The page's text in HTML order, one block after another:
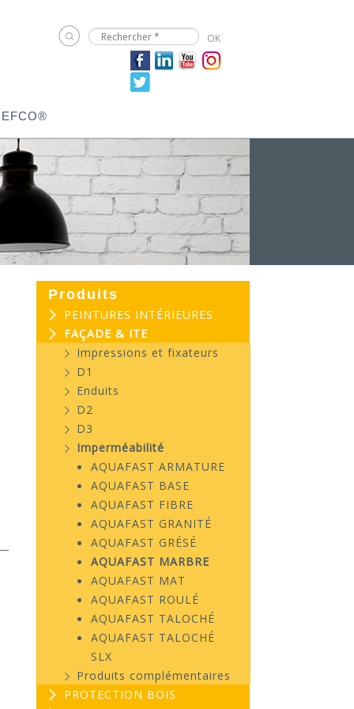
Produits
PEINTURES INTÉRIEURES
FAÇADE & ITE
Impressions et fixateurs
D1
Enduits
D2
D3
Imperméabilité
AQUAFAST ARMATURE
AQUAFAST BASE
AQUAFAST FIBRE
AQUAFAST GRANITÉ
AQUAFAST GRÉSÉ
AQUAFAST MARBRE
AQUAFAST MAT
AQUAFAST ROULÉ
AQUAFAST TALOCHÉ
AQUAFAST TALOCHÉ
SLX
Produits complémentaires
PROTECTION BOIS